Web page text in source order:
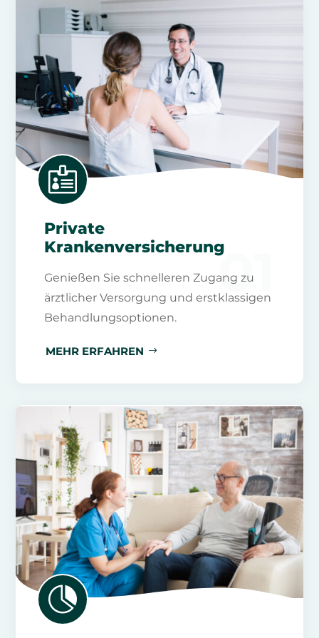

01
Private
Krankenversicherung
Genießen Sie schnelleren Zugang zu
ärztlicher Versorgung und erstklassigen
Behandlungsoptionen.
MEHR ERFAHREN
